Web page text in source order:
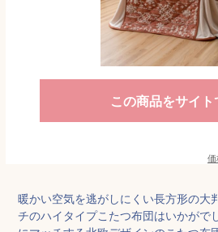
この商品をサイト
暖かい空気を逃がしにくい長方形の大
チのハイタイプこたつ布団はいかがで